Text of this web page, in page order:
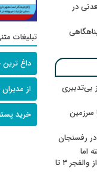
در
بی‌تدبیری
سرزمین
رفسنجان
اما
ننشسته»/ روایت محمد جعفرپور از والفجر ۳ تا
تبلیغات
داغ
از
خرید